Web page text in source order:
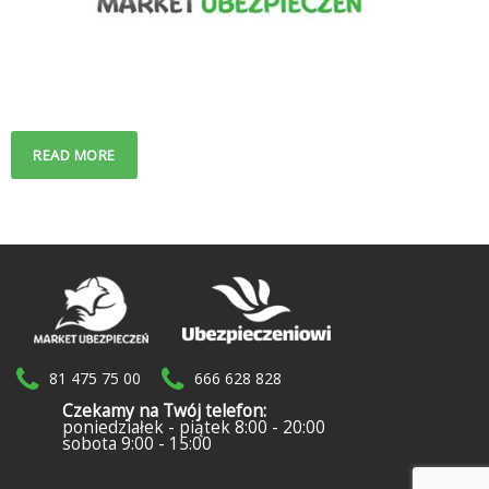
READ MORE
81 475 75 00 666 628 828
Czekamy na Twój telefon:
poniedziałek - piątek 8:00 - 20:00
sobota 9:00 - 15:00